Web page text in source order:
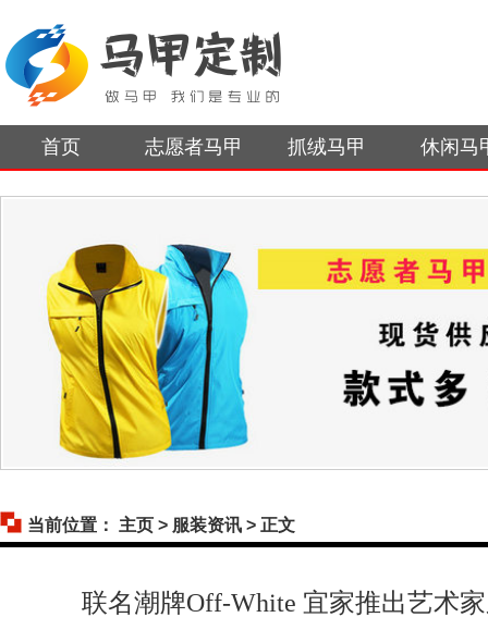
首页 志愿者马甲 抓绒马甲 休闲马
当前位置： 主页 > 服装资讯 > 正文
联名潮牌Off-White 宜家推出艺术